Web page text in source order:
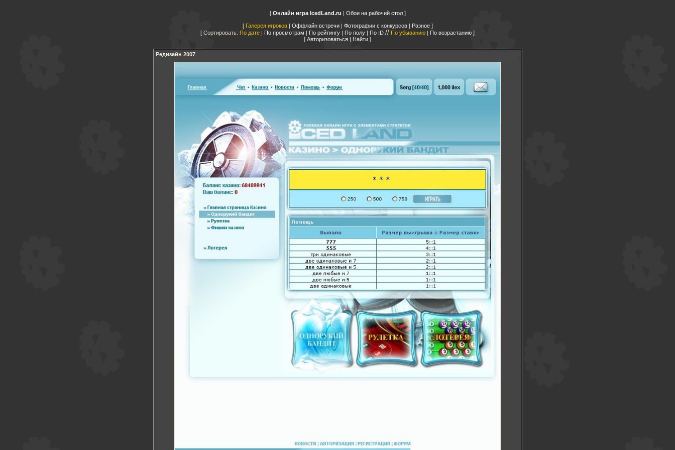
Онлайн игра IcedLand.ru | Обои на рабочий стол
Галерея игроков| Оффлайн встречи| Фотографии с конкурсов| Разное
Сортировать: По дате | По просмотрам | По рейтингу | По полу | По ID // По убыванию | По возрастанию
Авторизоваться | Найти
Редизайн 2007